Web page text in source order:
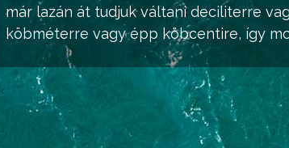
már lazán át tudjuk váltani deciliterre
köbméterre vagy épp köbcentire, így